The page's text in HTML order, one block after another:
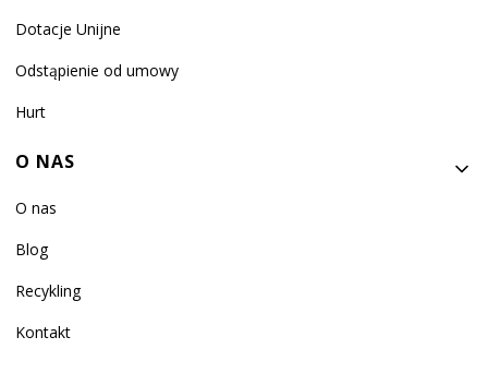
Dotacje Unijne
Odstąpienie od umowy
Hurt
O NAS
O nas
Blog
Recykling
Kontakt